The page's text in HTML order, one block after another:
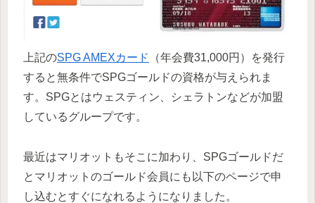
上記のSPG AMEXカード
（年会費31,000円）を発行
すると無条件でSPGゴールドの資格が与えられま
す。SPGとはウェスティン、シェラトンなどが加盟
しているグループです。
最近はマリオットもそこに加わり、SPGゴールドだ
とマリオットのゴールド会員にも以下のページで申
し込むとすぐになれるようになりました。